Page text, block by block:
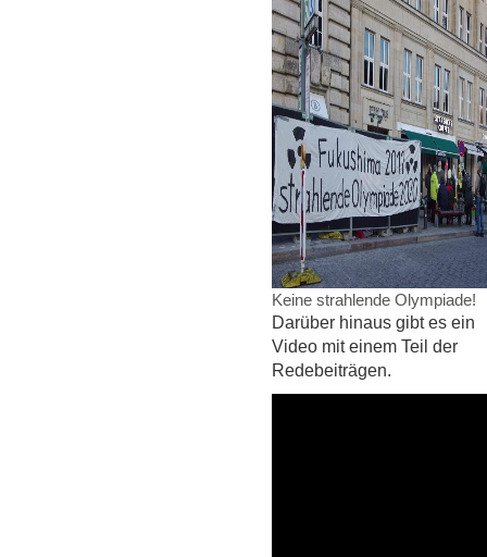
Keine strahlende Olympiade!
Darüber hinaus gibt es ein
Video mit einem Teil der
Redebeiträgen.